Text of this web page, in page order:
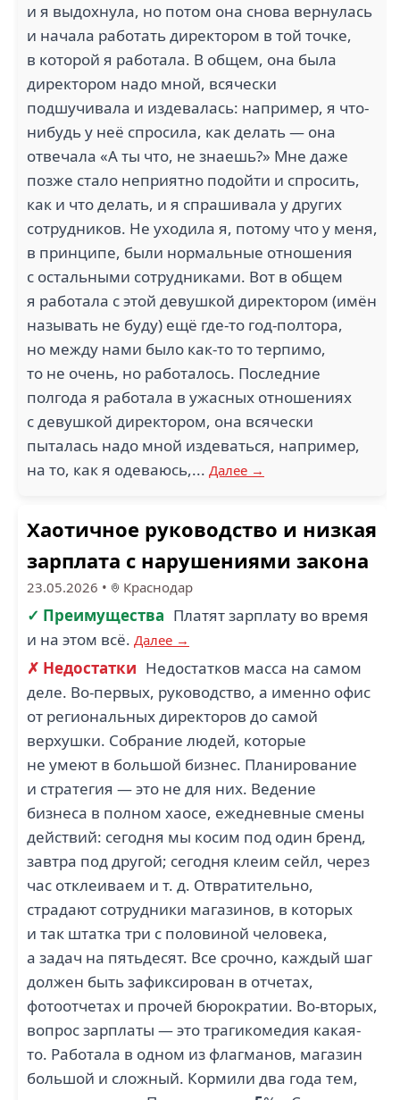
и я выдохнула, но потом она снова вернулась
и начала работать директором в той точке,
в которой я работала. В общем, она была
директором надо мной, всячески
подшучивала и издевалась: например, я что-
нибудь у неё спросила, как делать — она
отвечала «А ты что, не знаешь?» Мне даже
позже стало неприятно подойти и спросить,
как и что делать, и я спрашивала у других
сотрудников. Не уходила я, потому что у меня,
в принципе, были нормальные отношения
с остальными сотрудниками. Вот в общем
я работала с этой девушкой директором (имён
называть не буду) ещё где-то год-полтора,
но между нами было как-то то терпимо,
то не очень, но работалось. Последние
полгода я работала в ужасных отношениях
с девушкой директором, она всячески
пыталась надо мной издеваться, например,
на то, как я одеваюсь,... Далее →
Хаотичное руководство и низкая
зарплата с нарушениями закона
23.05.2026 • Краснодар
✓ Преимущества Платят зарплату во время
и на этом всё. Далее →
✗ Недостатки Недостатков масса на самом
деле. Во-первых, руководство, а именно офис
от региональных директоров до самой
верхушки. Собрание людей, которые
не умеют в большой бизнес. Планирование
и стратегия — это не для них. Ведение
бизнеса в полном хаосе, ежедневные смены
действий: сегодня мы косим под один бренд,
завтра под другой; сегодня клеим сейл, через
час отклеиваем и т. д. Отвратительно,
страдают сотрудники магазинов, в которых
и так штатка три с половиной человека,
а задач на пятьдесят. Все срочно, каждый шаг
должен быть зафиксирован в отчетах,
фотоотчетах и прочей бюрократии. Во-вторых,
вопрос зарплаты — это трагикомедия какая-
то. Работала в одном из флагманов, магазин
большой и сложный. Кормили два года тем,